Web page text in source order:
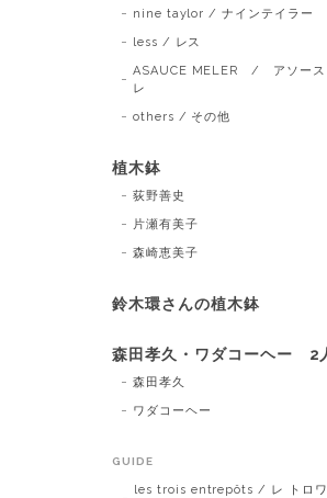
nine taylor / ナインテイラー
less / レス
ASAUCE MELER / アソース
レ
others / その他
植木鉢
荻野善史
片瀬有美子
森崎恵美子
鈴木環さんの植木鉢
森田孝久・ワダコーヘー 2
森田孝久
ワダコーヘー
GUIDE
les trois entrepôts / レ トロ